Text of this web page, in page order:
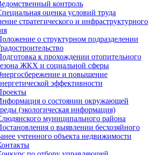
контроль
оценка условий труда
стратегического и инфраструктурного
о структурном подразделении
к прохождении отопительного
ЖКХ и социальной сферы
и повышение
эффективности
о состоянии окружающей
(экологическая информация)
муниципального района
о выявлении бесхозяйного
учтенного объекта недвижимости